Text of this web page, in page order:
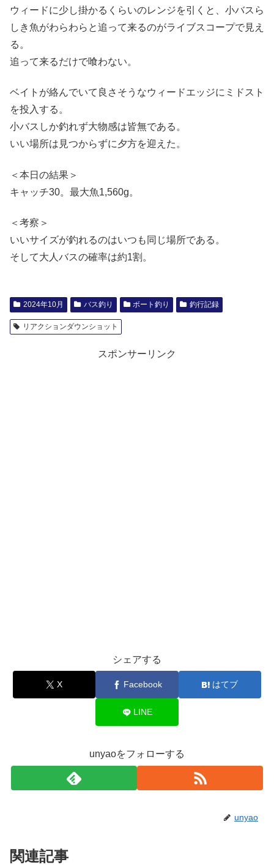
ウィードに少し掛かるくらいのレンジを引くと、小バスら
しき魚がわらわらと追って来るのがライブスコープで見え
る。
追って来るだけで喰わない。
ベイトが絡んでいて良さそうなウィードエッジにミドスト
を投入する。
小バスしか釣れず大物感は皆無である。
いい場所は見つからずに夕方を迎えた。
＜本日の結果＞
キャッチ30。最大魚1,560g。
＜考察＞
いいサイズが釣れるのはいつも同じ場所である。
そして大人バスの確率は約1割。
2024年10月 バス釣り ボート釣り 釣行記録
リアクションダウンショット
スポンサーリンク
シェアする
X Facebook はてブ
LINE
unyaoをフォローする
unyao
関連記事